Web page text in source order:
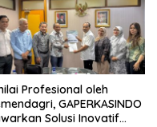
Profesional oleh
GAPERKASINDO
Solusi Inovatif